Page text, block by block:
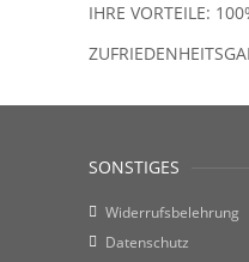
IHRE VORTEILE:
SONSTIGES
Widerrufsbelehrung
Datenschutz